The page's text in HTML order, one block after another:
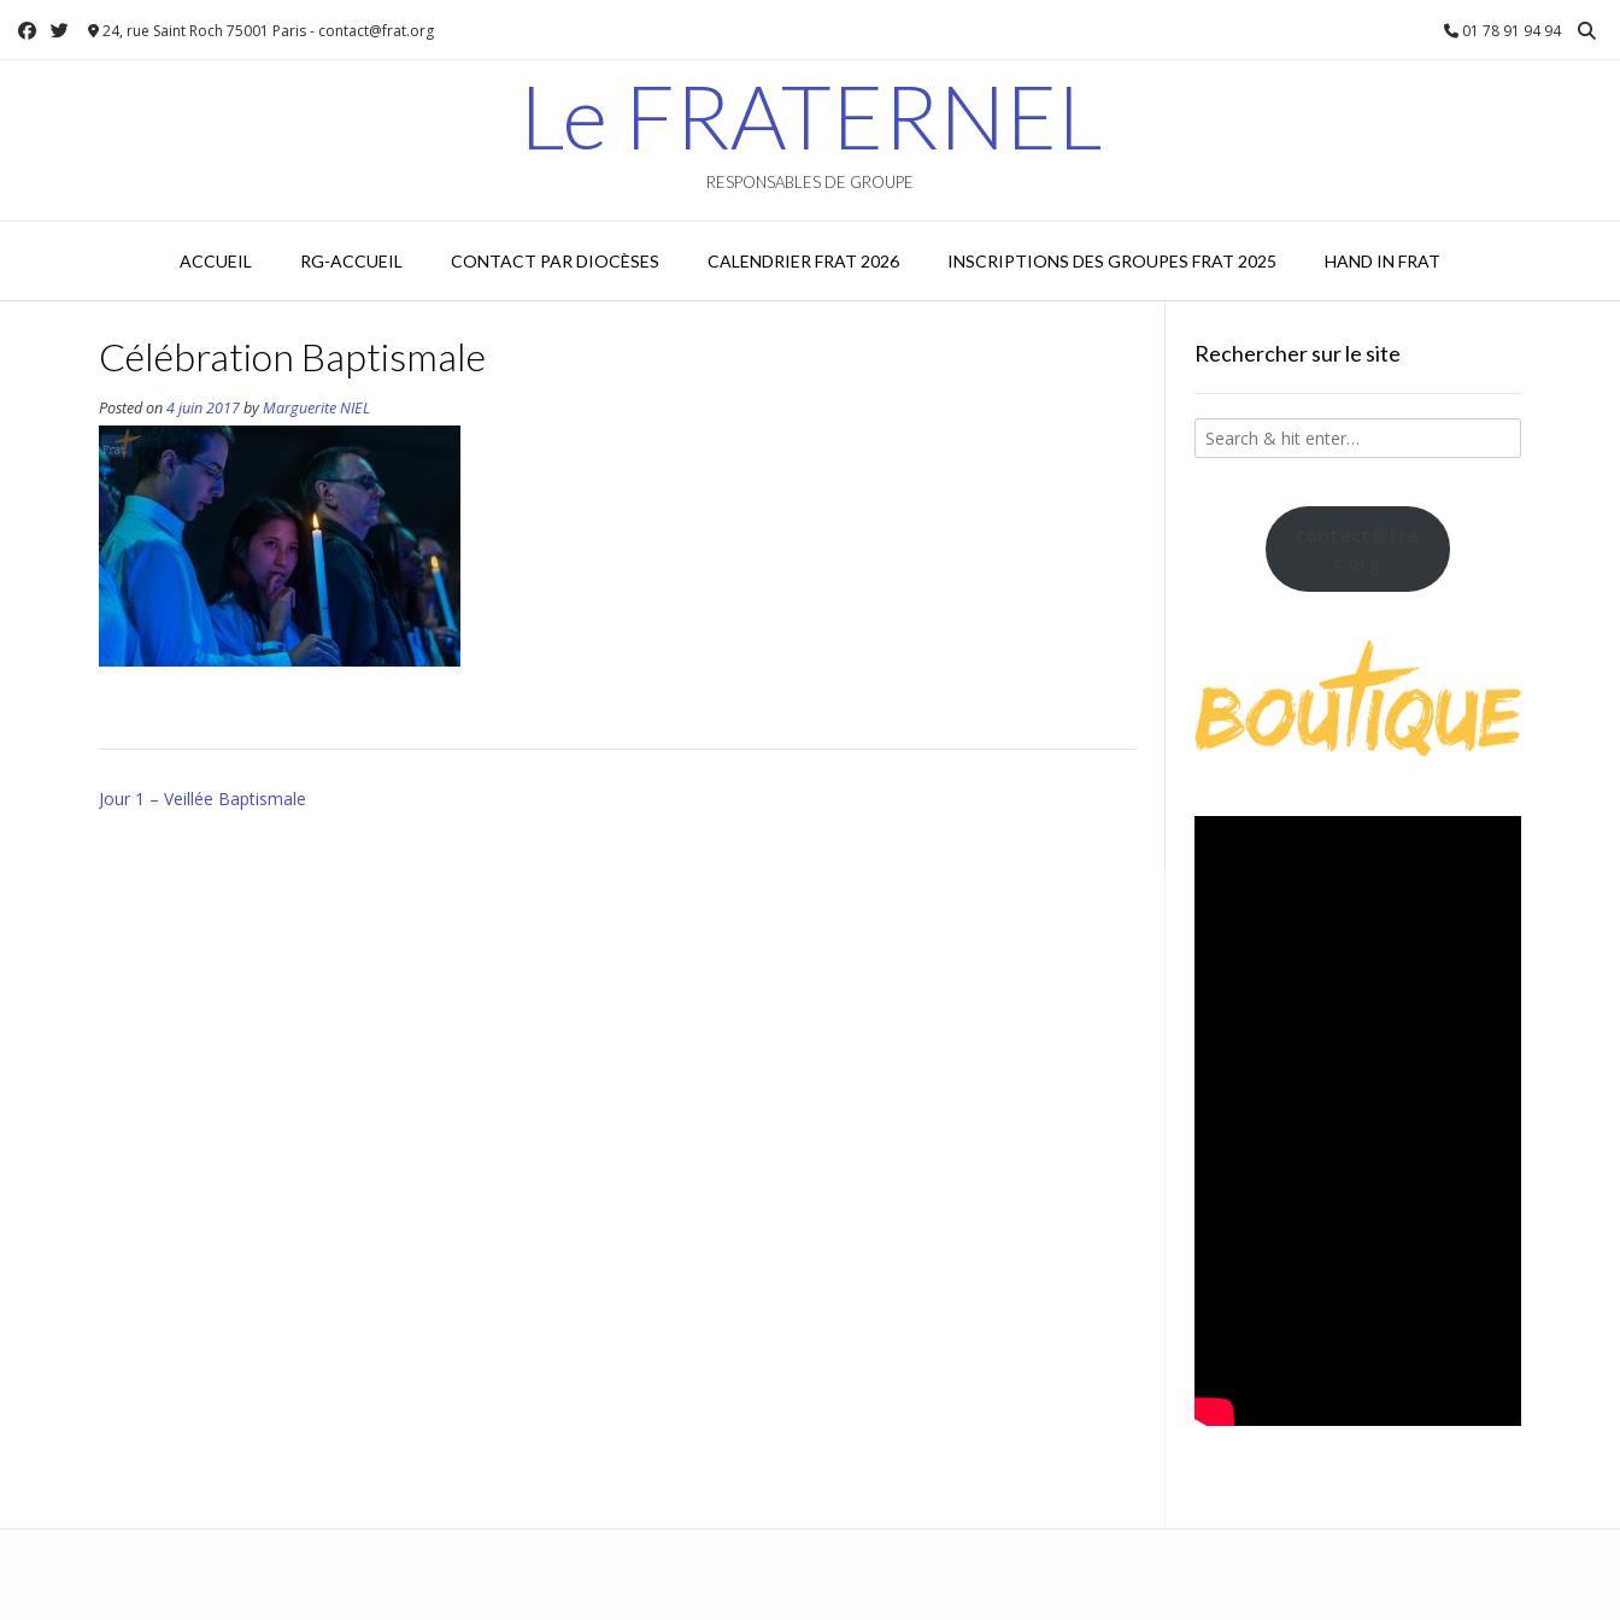
24, rue Saint Roch 75001 Paris - contact@frat.org 01 78 91 94 94
Le FRATERNEL
RESPONSABLES DE GROUPE
ACCUEIL RG-ACCUEIL CONTACT PAR DIOCÈSES CALENDRIER FRAT 2026 INSCRIPTIONS DES GROUPES FRAT 2025 HAND IN FRAT
Célébration Baptismale
Posted on4 juin 2017byMarguerite NIEL
Post
Jour 1 – Veillée Baptismale
Rechercher sur le site